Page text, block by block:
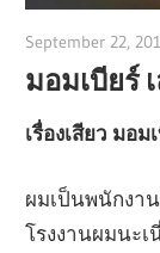
September 22,
มอมเบียร์
เรื่องเสียว มอ
ผมเป็นพนักงา
โรงงานผมนะ